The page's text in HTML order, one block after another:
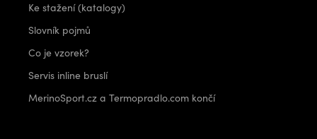
Ke stažení (katalogy)
Slovník pojmů
Co je vzorek?
Servis inline bruslí
MerinoSport.cz a Termopradlo.com končí